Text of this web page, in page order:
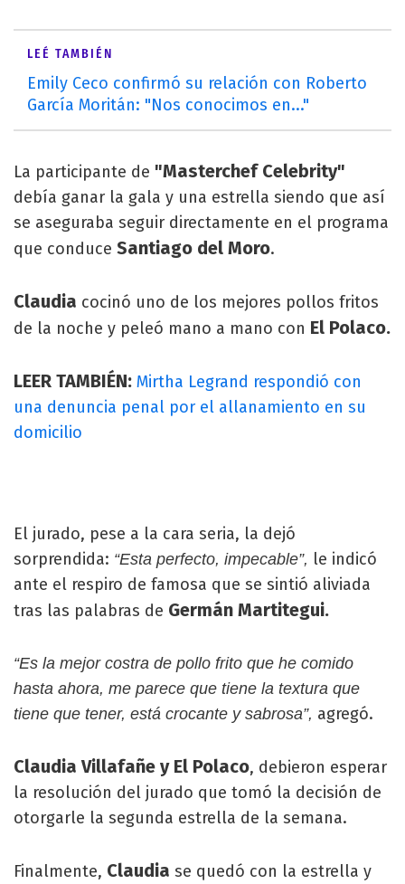
LEÉ TAMBIÉN
Emily Ceco confirmó su relación con Roberto
García Moritán: "Nos conocimos en..."
La participante de "Masterchef Celebrity"
debía ganar la gala y una estrella siendo que así
se aseguraba seguir directamente en el programa
que conduce Santiago del Moro.
Claudia cocinó uno de los mejores pollos fritos
de la noche y peleó mano a mano con El Polaco.
LEER TAMBIÉN: Mirtha Legrand respondió con
una denuncia penal por el allanamiento en su
domicilio
El jurado, pese a la cara seria, la dejó
sorprendida: “Esta perfecto, impecable”, le indicó
ante el respiro de famosa que se sintió aliviada
tras las palabras de Germán Martitegui.
“Es la mejor costra de pollo frito que he comido
hasta ahora, me parece que tiene la textura que
tiene que tener, está crocante y sabrosa”, agregó.
Claudia Villafañe y El Polaco, debieron esperar
la resolución del jurado que tomó la decisión de
otorgarle la segunda estrella de la semana.
Finalmente, Claudia se quedó con la estrella y